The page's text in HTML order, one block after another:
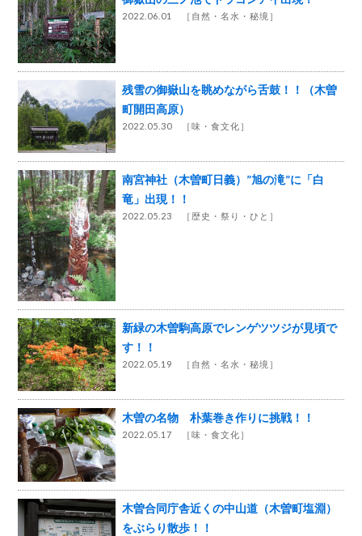
2022.06.01 ［ 自然・名水・秘境 ］
残雪の御嶽山を眺めながら舌鼓！！（木曽
町開田高原）
2022.05.30 ［味・食文化］
南宮神社（木曽町日義）”旭の滝”に「白
竜」出現！！
2022.05.23 ［ 歴史・祭り・ひと ］
新緑の木曽駒高原でレンゲツツジが見頃で
す！！
2022.05.19 ［ 自然・名水・秘境 ］
木曽の名物 朴葉巻き作りに挑戦！！
2022.05.17 ［味・食文化］
木曽合同庁舎近くの中山道（木曽町塩淵）
をぶらり散歩！！